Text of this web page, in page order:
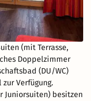
(mit Terrasse,
Doppelzimmer
(DU/WC)
Verfügung.
Juniorsuiten) besitzen